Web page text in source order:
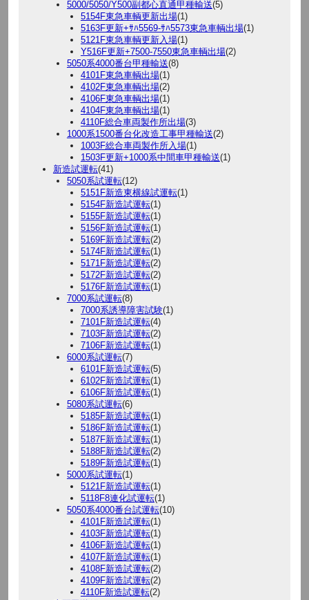
5000/5050/Y500副都心直通甲種輸送(5)
5154F東急車輌更新出場(1)
5163F更新+ｻﾊ5569-ｻﾊ5573東急車輌出場(1)
5121F東急車輌更新入場(1)
Y516F更新+7500-7550東急車輌出場(2)
5050系4000番台甲種輸送(8)
4101F東急車輌出場(1)
4102F東急車輌出場(2)
4106F東急車輌出場(1)
4104F東急車輌出場(1)
4110F総合車両製作所出場(3)
1000系1500番台化改造工事甲種輸送(2)
1003F総合車両製作所入場(1)
1503F更新+1000系中間車甲種輸送(1)
新造試運転(41)
5050系試運転(12)
5151F新造東横線試運転(1)
5154F新造試運転(1)
5155F新造試運転(1)
5156F新造試運転(1)
5169F新造試運転(2)
5174F新造試運転(1)
5171F新造試運転(2)
5172F新造試運転(2)
5176F新造試運転(1)
7000系試運転(8)
7000系誘導障害試験(1)
7101F新造試運転(4)
7103F新造試運転(2)
7106F新造試運転(1)
6000系試運転(7)
6101F新造試運転(5)
6102F新造試運転(1)
6106F新造試運転(1)
5080系試運転(6)
5185F新造試運転(1)
5186F新造試運転(1)
5187F新造試運転(1)
5188F新造試運転(2)
5189F新造試運転(1)
5000系試運転(1)
5121F新造試運転(1)
5118F8連化試運転(1)
5050系4000番台試運転(10)
4101F新造試運転(1)
4103F新造試運転(1)
4106F新造試運転(1)
4107F新造試運転(1)
4108F新造試運転(2)
4109F新造試運転(2)
4110F新造試運転(2)